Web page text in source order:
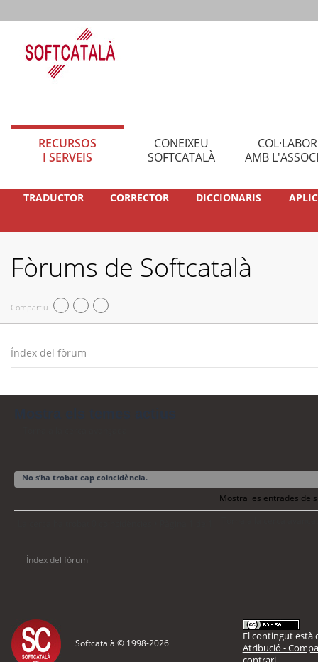
RECURSOS
I SERVEIS
CONEIXEU
SOFTCATALÀ
AMB
TRADUCTOR CORRECTOR DICCIONARIS
Fòrums de Softcatalà
Compartiu
Índex del fòrum
No s’ha trobat cap coincidència.
Mostra les entrades
Índex del fòrum
Softcatalà © 1998-2026
El contingut està
Atribució -